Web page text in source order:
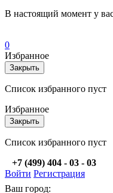
В настоящий момент у
0
Избранное
Закрыть
Список избранного пуст
Избранное
Закрыть
Список избранного пуст
+7 (499) 404 - 03 - 03
Войти Регистрация
Ваш город: